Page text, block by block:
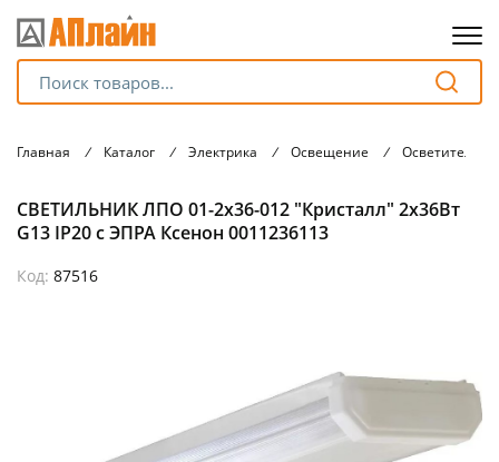
Главная / Каталог / Электрика / Освещение /
СВЕТИЛЬНИК ЛПО 01-2х36-012 "Кристалл" 2х36Вт
G13 IP20 с ЭПРА Ксенон 0011236113
Код: 87516
оплатуна части